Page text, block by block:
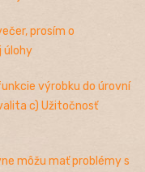
prosím o
úlohy
výrobku do úrovní
c) Užitočnosť
môžu mať problémy s